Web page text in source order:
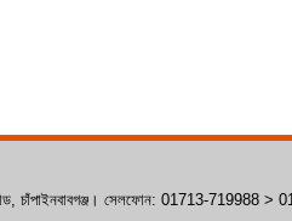
রোড, চাঁপাইনবাবগঞ্জ। সেলফোন: 01713-